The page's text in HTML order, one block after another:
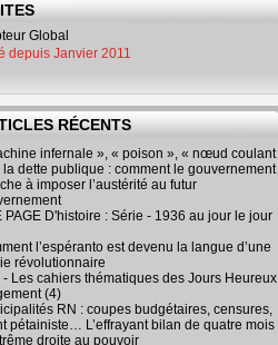
depuis Janvier 2011
RÉCENTS
infernale », « poison », « nœud coulant
la dette publique : comment le gouvernement
à imposer l’austérité au futur
PAGE D'histoire : Série - 1936 au jour le jour
l’espéranto est devenu la langue d’une
révolutionnaire
- Les cahiers thématiques des Jours Heureux
(4)
RN : coupes budgétaires, censures,
pétainiste… L’effrayant bilan de quatre mois
droite au pouvoir